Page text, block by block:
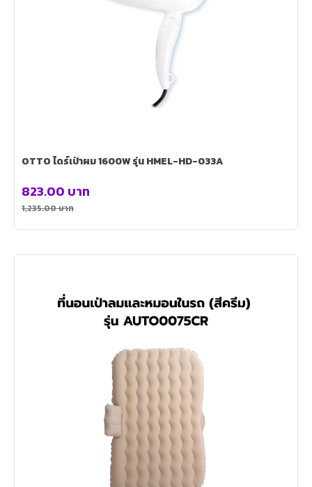
OTTO ไดร์เป่าผม 1600W รุ่น HMEL-HD-033A
1,235.00บาท
823.00 บาท